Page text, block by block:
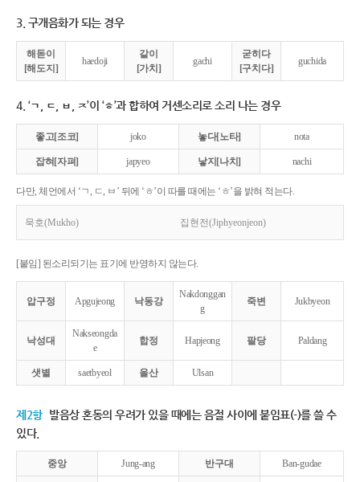
3. 구개음화가 되는 경우
해돋이
[해도지]
haedoji
같이
[가치]
gachi
굳히다
[구치다]
guchida
4. ‘ㄱ, ㄷ, ㅂ, ㅈ’이 ‘ㅎ’과 합하여 거센소리로 소리 나는 경우
좋고[조코] joko 놓다[노타] nota
잡혀[자펴] japyeo 낳지[나치] nachi
다만, 체언에서 ‘ㄱ, ㄷ, ㅂ’ 뒤에 ‘ㅎ’이 따를 때에는 ‘ㅎ’을 밝혀 적는다.
묵호(Mukho) 집현전(Jiphyeonjeon)
[붙임] 된소리되기는 표기에 반영하지 않는다.
압구정 Apgujeong 낙동강
Nakdonggan
g
죽변 Jukbyeon
낙성대
Nakseongda
e
합정 Hapjeong 팔당 Paldang
샛별 saetbyeol 울산 Ulsan
제2항 발음상 혼동의 우려가 있을 때에는 음절 사이에 붙임표(-)를 쓸 수
있다.
중앙 Jung-ang 반구대 Ban-gudae